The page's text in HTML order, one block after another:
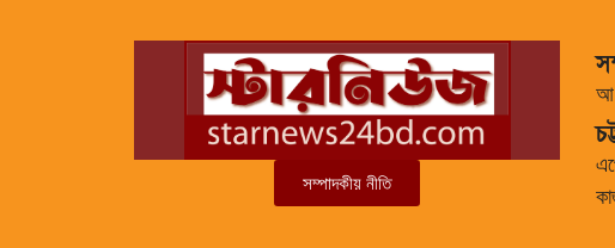
সম্পাদকীয় নীতি
আ